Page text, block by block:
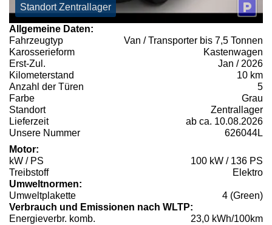
Standort Zentrallager
Allgemeine Daten:
Fahrzeugtyp
Van / Transporter bis 7,5 Tonnen
Karosserieform
Kastenwagen
Erst-Zul.
Jan / 2026
Kilometerstand
10 km
Anzahl der Türen
5
Farbe
Grau
Standort
Zentrallager
Lieferzeit
ab ca. 10.08.2026
Unsere Nummer
626044L
Motor:
kW / PS
100 kW / 136 PS
Treibstoff
Elektro
Umweltnormen:
Umweltplakette
4 (Green)
Verbrauch und Emissionen nach WLTP:
Energieverbr. komb.
23,0 kWh/100km